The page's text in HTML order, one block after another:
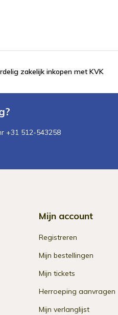
zakelijk inkopen met KVK
+31 512-543258
Mijn account
Registreren
Mijn bestellingen
Mijn tickets
Herroeping aanvragen
Mijn verlanglijst